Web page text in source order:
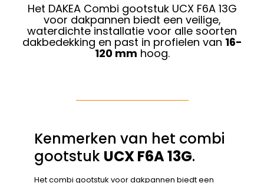
Het DAKEA Combi gootstuk UCX F6A 13G
voor dakpannen biedt een veilige,
waterdichte installatie voor alle soorten
dakbedekking en past in profielen van 16-
120 mm hoog.
Kenmerken van het combi
gootstuk UCX F6A 13G.
Het combi gootstuk voor dakpannen biedt een